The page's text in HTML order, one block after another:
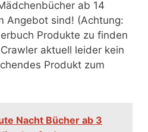
ab 14
Angebot sind! (Achtung:
Produkte zu finden
aktuell leider kein
Produkt zum
Nacht Bücher ab 3